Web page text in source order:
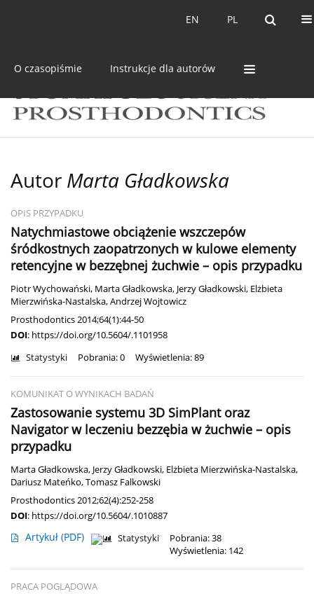
PL
EN PL
EN
O czasopiśmie Instrukcje dla autorów
Autor Marta Gładkowska
OPIS PRZYPADKU
Natychmiastowe obciążenie wszczepów
śródkostnych zaopatrzonych w kulowe elementy
retencyjne w bezzębnej żuchwie – opis przypadku
Piotr Wychowański, Marta Gładkowska, Jerzy Gładkowski, Elżbieta
Mierzwińska-Nastalska,Andrzej Wojtowicz
Prosthodontics 2014;64(1):44-50
DOI: https://doi.org/10.5604/.1101958
Statystyki Pobrania: 0 Wyświetlenia: 89
KOMUNIKAT O WYNIKACH BADAŃ
Zastosowanie systemu 3D SimPlant oraz
Navigator w leczeniu bezzębia w żuchwie – opis
przypadku
Marta Gładkowska, Jerzy Gładkowski, Elżbieta Mierzwińska-Nastalska,
Dariusz Mateńko,Tomasz Falkowski
Prosthodontics 2012;62(4):252-258
DOI: https://doi.org/10.5604/.1010887
Artykuł (PDF) Statystyki
Pobrania: 38
Wyświetlenia: 142
PRACA POGLĄDOWA